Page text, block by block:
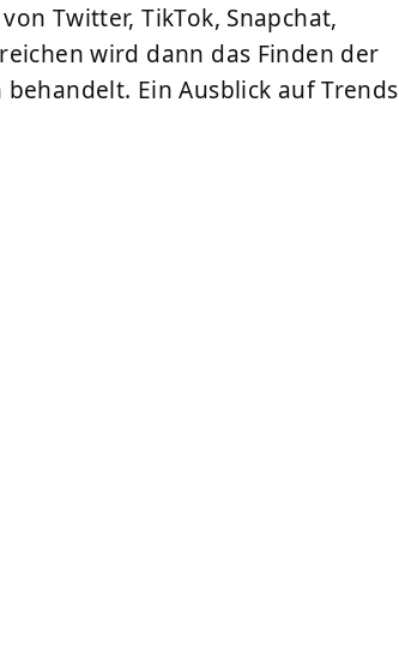
Twitter, TikTok, Snapchat,
wird dann das Finden der
Ein Ausblick auf Trends